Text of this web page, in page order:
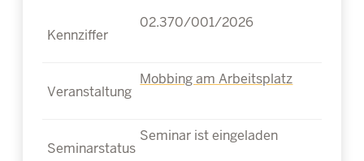
02.370/001/2026
Mobbing am Arbeitsplatz
Seminar ist eingeladen